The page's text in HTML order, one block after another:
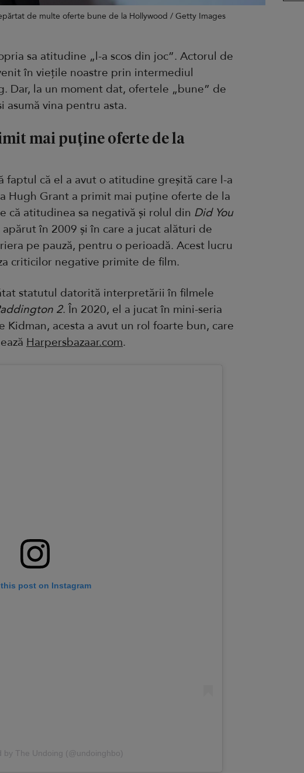
de multe oferte bune de la Hollywood / Getty Images
sa atitudine „l-a scos din joc”. Actorul de
în viețile noastre prin intermediul
Dar, la un moment dat, ofertele „bune” de
asumă vina pentru asta.
mai puține oferte de la
că el a avut o atitudine greșită care l-a
Hugh Grant a primit mai puține oferte de la
că atitudinea sa negativă și rolul din Did You
apărut în 2009 și în care a jucat alături de
pe pauză, pentru o perioadă. Acest lucru
criticilor negative primite de film.
statutul datorită interpretării în filmele
2. În 2020, el a jucat în mini-seria
Kidman, acesta a avut un rol foarte bun, care
Harpersbazaar.com.
post on Instagram
by The Undoing (@undoinghbo)